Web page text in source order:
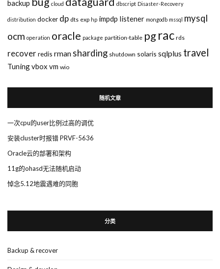
backup cloud dbscript Disaster-Recovery
distribution docker dp dts exp hp impdp listener mongodb mssql mysql
ocm operation oracle package partition-table pgrac rds
recover redis rman sharding shutdown solaris sqlplus travel
Tuningvbox vm wio
随机文章
一次cpu的user比例过高的调优
安装cluster时报错 PRVF-5636
Oracle云的部署和架构
11g的ohasd无法随机启动
悼念5.12地震遇难的同胞
分类
Backup & recover